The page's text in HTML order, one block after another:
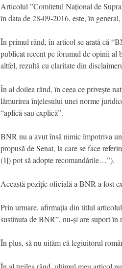
Articolul ”Comitetul Național de
în data de 28-09-2016, este, în
În primul rând, în articol se arată că
publicat recent pe forumul de opinii al
altfel, rezultă cu claritate din
În al doilea rând, în ceea ce privește
lămurirea înțelesului unei norme
“aplică sau explică”.
BNR nu a avut însă nimic împotriva
propusă de Senat, la care se face
(1|) pot să adopte recomandările…”).
Această poziție oficială a BNR a fost
Prin urmare, afirmația din titlul
sustinuta de BNR”, nu-și are suport în
În plus, să nu uităm că legiuitorul